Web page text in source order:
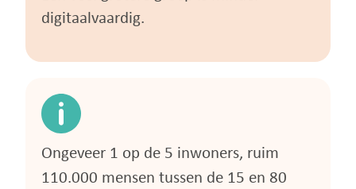
digitaalvaardig.
Ongeveer 1 op de 5 inwoners, ruim
110.000 mensen tussen de 15 en 80